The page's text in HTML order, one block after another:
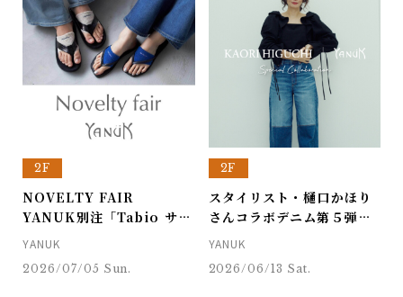
2F
NOVELTY FAIR
YANUK別注「Tabio サン
ダルソックス」プレゼン
YANUK
2026/07/05 Sun.
2F
スタイリスト・樋口かほり
さんコラボデニム第５弾発
売！
YANUK
2026/06/13 Sat.